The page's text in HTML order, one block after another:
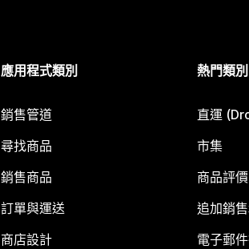
應用程式類別
銷售管道
尋找商品
銷售商品
訂單與運送
商店設計
熱門類別
直運
市集
商品評價
追加銷
電子郵